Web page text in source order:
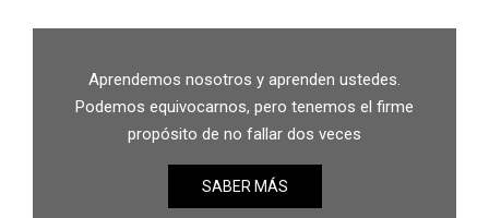
Aprendemos nosotros y aprenden ustedes.
Podemos equivocarnos, pero tenemos el firme
propósito de no fallar dos veces
SABER MÁS